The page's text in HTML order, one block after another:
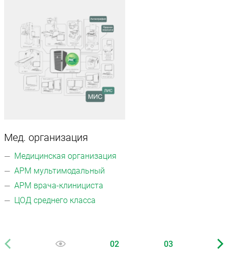
Мед. организация
Медицинская организация
АРМ мультимодальный
АРМ врача-клинициста
ЦОД среднего класса
02 03